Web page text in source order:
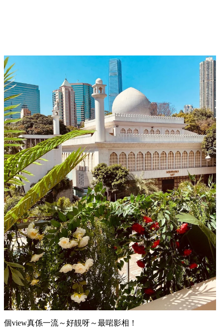
個view真係一流～好靚呀～最啱影相！